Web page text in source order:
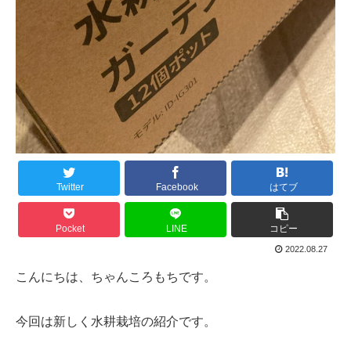
Twitter Facebook はてブ
Pocket LINE コピー
2022.08.27
こんにちは、ちゃんころもちです。
今回は新しく水耕栽培の紹介です。